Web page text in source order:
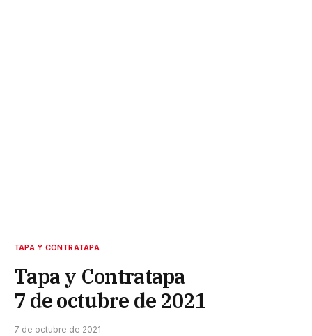
TAPA Y CONTRATAPA
Tapa y Contratapa
7 de octubre de 2021
7 de octubre de 2021